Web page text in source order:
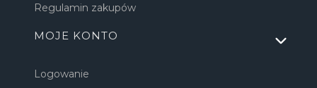
Regulamin zakupów
MOJE KONTO
Logowanie